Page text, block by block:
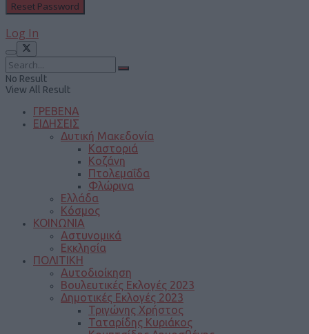
Log In
No Result
View All Result
ΓΡΕΒΕΝΑ
ΕΙΔΗΣΕΙΣ
Δυτική Μακεδονία
Καστοριά
Κοζάνη
Πτολεμαΐδα
Φλώρινα
Ελλάδα
Κόσμος
ΚΟΙΝΩΝΙΑ
Αστυνομικά
Εκκλησία
ΠΟΛΙΤΙΚΗ
Αυτοδιοίκηση
Βουλευτικές Εκλογές 2023
Δημοτικές Εκλογές 2023
Τριγώνης Χρήστος
Ταταρίδης Κυριάκος